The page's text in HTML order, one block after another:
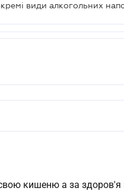
кишеню а за здоров'я